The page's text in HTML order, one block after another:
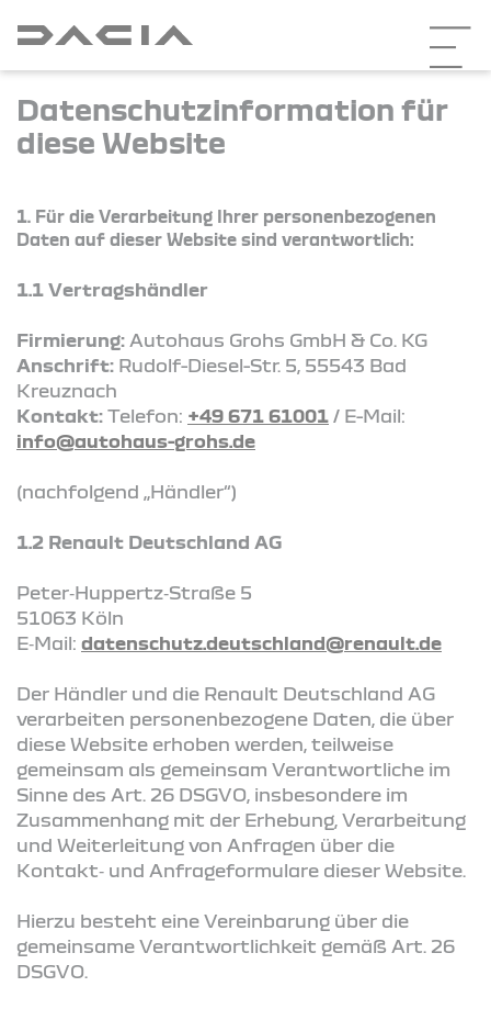
Datenschutzinformation für
diese Website
1. Für die Verarbeitung Ihrer personenbezogenen
Daten auf dieser Website sind verantwortlich:
1.1 Vertragshändler
Firmierung: Autohaus Grohs GmbH & Co. KG
Anschrift: Rudolf-Diesel-Str. 5, 55543 Bad
Kreuznach
Kontakt: Telefon: +49 671 61001 / E-Mail:
info@autohaus-grohs.de
(nachfolgend „Händler“)
1.2 Renault Deutschland AG
Peter‑Huppertz‑Straße 5
51063 Köln
E‑Mail: datenschutz.deutschland@renault.de
Der Händler und die Renault Deutschland AG
verarbeiten personenbezogene Daten, die über
diese Website erhoben werden, teilweise
gemeinsam als gemeinsam Verantwortliche im
Sinne des Art. 26 DSGVO, insbesondere im
Zusammenhang mit der Erhebung, Verarbeitung
und Weiterleitung von Anfragen über die
Kontakt‑ und Anfrageformulare dieser Website.
Hierzu besteht eine Vereinbarung über die
gemeinsame Verantwortlichkeit gemäß Art. 26
DSGVO.